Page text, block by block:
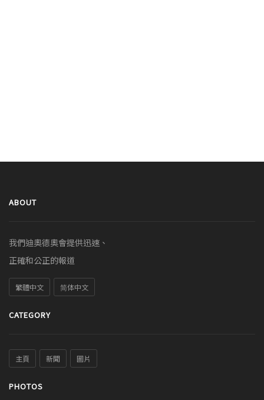
ABOUT
我們迪奧德奧會提供迅速、
正確和公正的報道
繁體中文 简体中文
CATEGORY
主頁 新聞 圖片
PHOTOS